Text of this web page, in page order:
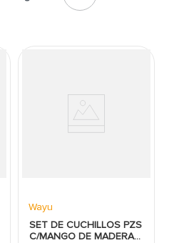
Wayu
SET DE CUCHILLOS PZS
C/MANGO DE MADERA
puerta